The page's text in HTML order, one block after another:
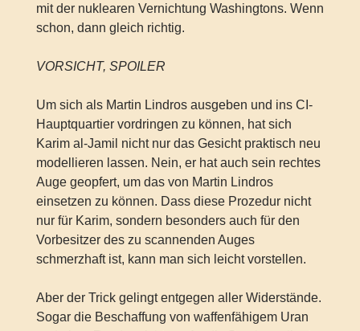
mit der nuklearen Vernichtung Washingtons. Wenn
schon, dann gleich richtig.
VORSICHT, SPOILER
Um sich als Martin Lindros ausgeben und ins CI-
Hauptquartier vordringen zu können, hat sich
Karim al-Jamil nicht nur das Gesicht praktisch neu
modellieren lassen. Nein, er hat auch sein rechtes
Auge geopfert, um das von Martin Lindros
einsetzen zu können. Dass diese Prozedur nicht
nur für Karim, sondern besonders auch für den
Vorbesitzer des zu scannenden Auges
schmerzhaft ist, kann man sich leicht vorstellen.
Aber der Trick gelingt entgegen aller Widerstände.
Sogar die Beschaffung von waffenfähigem Uran